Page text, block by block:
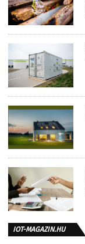
IOT-MAGAZIN.HU